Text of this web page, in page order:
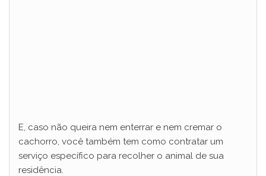
E, caso não queira nem enterrar e nem cremar o
cachorro, você também tem como contratar um
serviço específico para recolher o animal de sua
residência.